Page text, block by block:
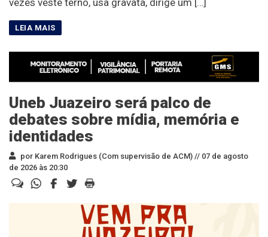
vezes veste terno, usa gravata, dirige um […]
Uneb Juazeiro será palco de
debates sobre mídia, memória e
identidades
por Karem Rodrigues (Com supervisão de ACM) // 07 de agosto
de 2026 às 20:30